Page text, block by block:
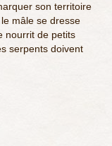
son territoire
mâle se dresse
nourrit de petits
serpents doivent